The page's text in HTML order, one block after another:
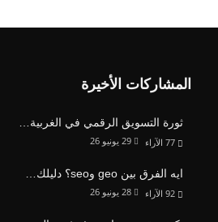
المشاركات الأخيرة
ثورة التسويق الرقمي في الغربية…
29 يونيو 26 الآراء
ايه الفرق بين geo وseo؟ دليلك…
28 يونيو 26 الآراء